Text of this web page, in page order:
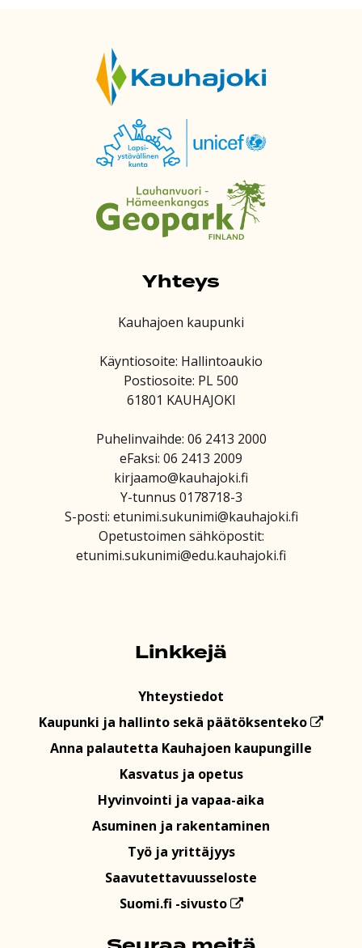
Yhteys
Kauhajoen kaupunki
Käyntiosoite: Hallintoaukio
Postiosoite: PL 500
61801 KAUHAJOKI
Puhelinvaihde: 06 2413 2000
eFaksi: 06 2413 2009
kirjaamo@kauhajoki.fi
Y-tunnus 0178718-3
S-posti: etunimi.sukunimi@kauhajoki.fi
Opetustoimen sähköpostit:
etunimi.sukunimi@edu.kauhajoki.fi
Linkkejä
Yhteystiedot
Kaupunki ja hallinto sekä päätöksenteko
Anna palautetta Kauhajoen kaupungille
Kasvatus ja opetus
Hyvinvointi ja vapaa-aika
Asuminen ja rakentaminen
Työ ja yrittäjyys
Saavutettavuusseloste
Suomi.fi -sivusto